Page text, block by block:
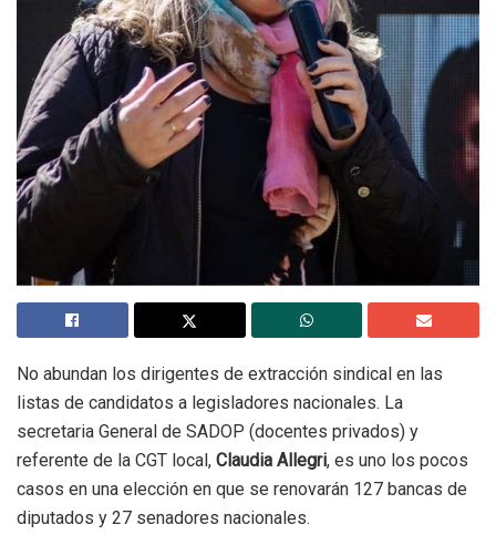
No abundan los dirigentes de extracción sindical en las
listas de candidatos a legisladores nacionales. La
secretaria General de SADOP (docentes privados) y
referente de la CGT local, Claudia Allegri, es uno los pocos
casos en una elección en que se renovarán 127 bancas de
diputados y 27 senadores nacionales.